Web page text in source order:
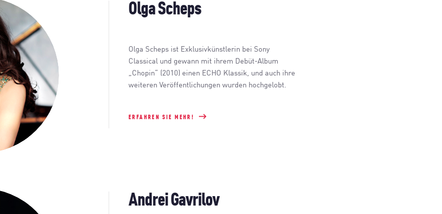
Olga Scheps
Olga Scheps ist Exklusivkünstlerin bei Sony
Classical und gewann mit ihrem Debüt-Album
„Chopin“ (2010) einen ECHO Klassik, und auch ihre
weiteren Veröffentlichungen wurden hochgelobt.
ERFAHREN SIE MEHR!
Andrei Gavrilov